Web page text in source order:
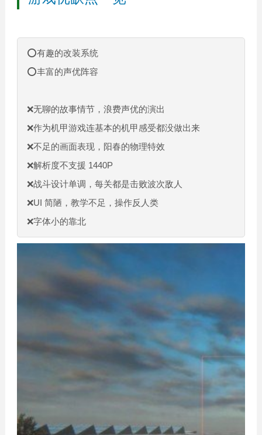
⭕有趣的改装系统
⭕丰富的声优阵容
❌无聊的故事情节，浪费声优的演出
❌作为机甲游戏连基本的机甲感受都没做出来
❌不足的画面表现，阳春的物理特效
❌解析度不支援 1440P
❌战斗设计单调，每关都是击败波次敌人
❌UI 简陋，教学不足，操作反人类
❌字体小的靠北